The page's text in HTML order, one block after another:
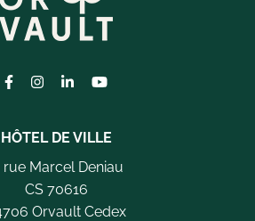
Lien vers le compte Facebook
Lien vers le compte Instagram
Lien vers le compte Linkedin
Lien vers la chaîne
HÔTEL DE VILLE
rue Marcel Deniau
CS 70616
Orvault Cedex